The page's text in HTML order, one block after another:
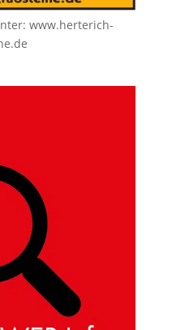
www.herterich-